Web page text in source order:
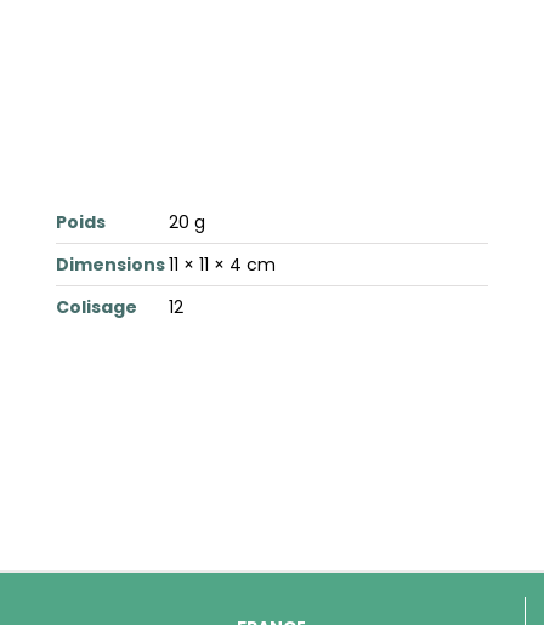
Poids
20 g
Dimensions11 × 11 × 4 cm
Colisage
12